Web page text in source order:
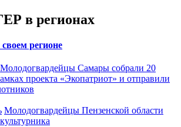
в регионах
регионе
Молодогвардейцы Самары собрали 20
проекта «Экопатриот» и отправили
Молодогвардейцы Пензенской области